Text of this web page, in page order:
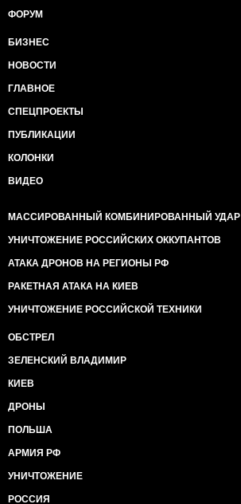
ФОРУМ
БИЗНЕС
НОВОСТИ
ГЛАВНОЕ
СПЕЦПРОЕКТЫ
ПУБЛИКАЦИИ
КОЛОНКИ
ВИДЕО
МАССИРОВАННЫЙ КОМБИНИРОВАННЫЙ УДАР
УНИЧТОЖЕНИЕ РОССИЙСКИХ ОККУПАНТОВ
АТАКА ДРОНОВ НА РЕГИОНЫ РФ
РАКЕТНАЯ АТАКА НА КИЕВ
УНИЧТОЖЕНИЕ РОССИЙСКОЙ ТЕХНИКИ
ОБСТРЕЛ
ЗЕЛЕНСКИЙ ВЛАДИМИР
КИЕВ
ДРОНЫ
ПОЛЬША
АРМИЯ РФ
УНИЧТОЖЕНИЕ
РОССИЯ